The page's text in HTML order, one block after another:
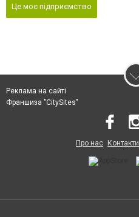
Це моє підприємство
Реклама на сайті
Франшиза "CitySites"
Про нас Контакти